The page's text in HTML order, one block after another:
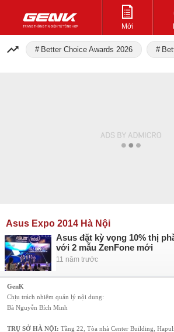
Mới
Better Choice Awards 2026
Asus Expo 2014 Hà Nội
Asus đặt kỳ vọng 10% thị
với 2 mẫu ZenFone mới
11 năm trước
GenK
Chịu trách nhiệm quản lý nội dung:
Bà Nguyễn Bích Minh
TRỤ SỞ HÀ NỘI: Tầng 22, Tòa nhà Center Building,